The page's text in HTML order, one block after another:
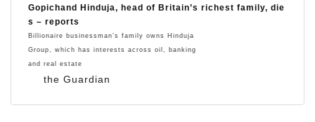
the Guardian
Gopichand Hinduja, head of Britain’s richest family, die
s – reports
Billionaire businessman’s family owns Hinduja
Group, which has interests across oil, banking
and real estate